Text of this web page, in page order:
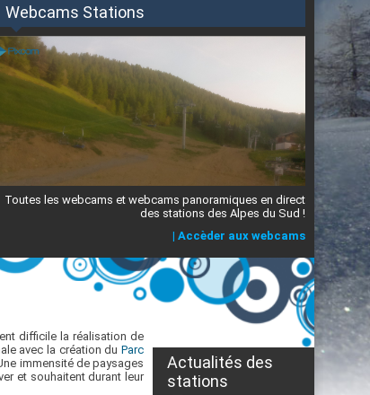
Webcams Stations
Toutes les webcams et webcams panoramiques en direct
des stations des Alpes du Sud !
| Accèder aux webcams
difficile la réalisation de
avec la création du Parc
immensité de paysages
et souhaitent durant leur
Actualités des
stations